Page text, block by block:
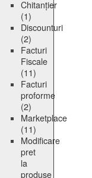
Chitanțier
(1)
Discounturi
(2)
Facturi
Fiscale
(11)
Facturi
proforme
(2)
Marketplace
(11)
Modificare
pret
la
produse